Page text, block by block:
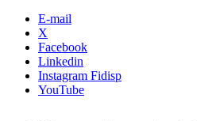
E-mail
X
Facebook
Linkedin
Instagram Fidisp
YouTube